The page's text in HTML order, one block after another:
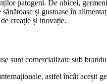
patogeni. De obicei,
și gustoase în
creație și inovație.
sunt comercializate sub
astfel încât acești